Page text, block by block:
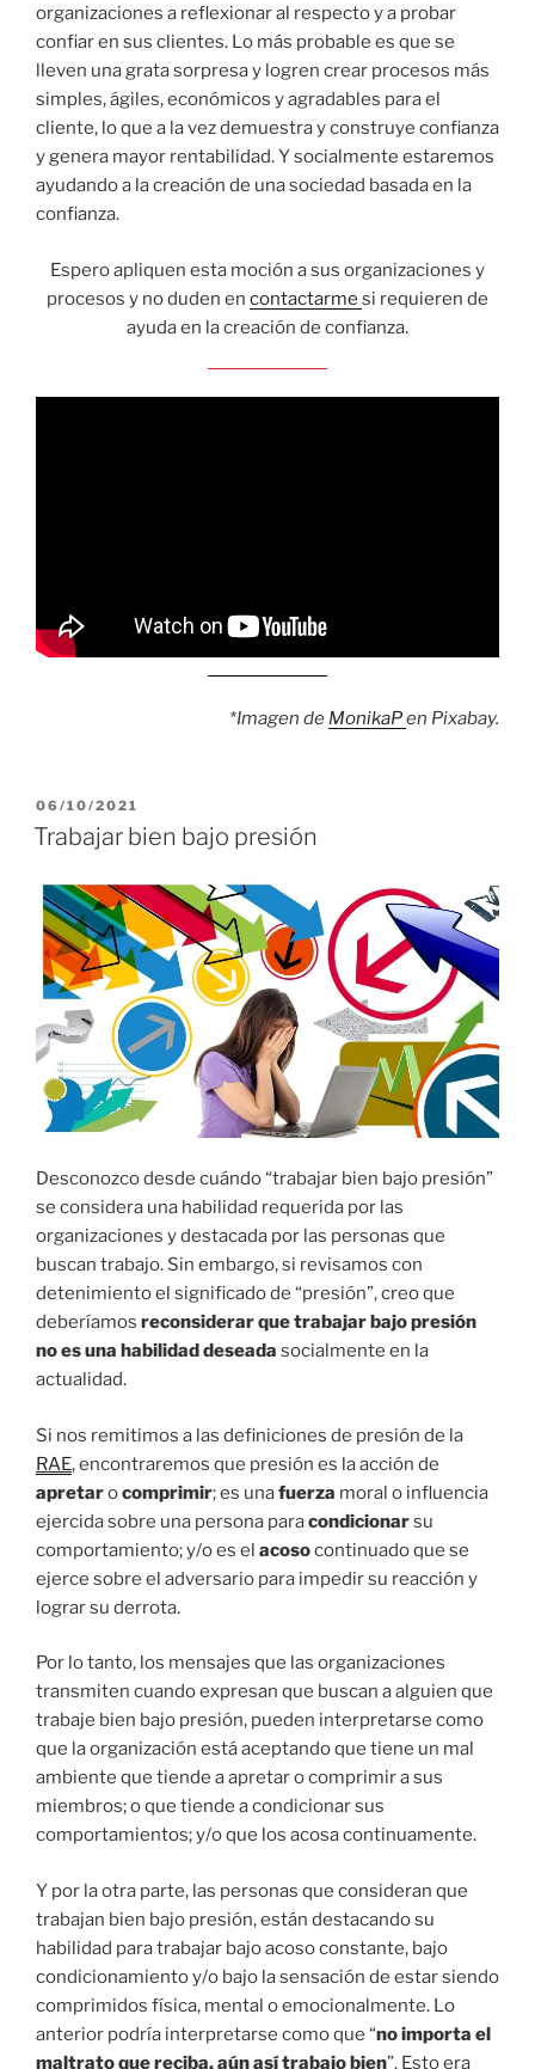
organizaciones a reflexionar al respecto y a probar
confiar en sus clientes. Lo más probable es que se
lleven una grata sorpresa y logren crear procesos más
simples, ágiles, económicos y agradables para el
cliente, lo que a la vez demuestra y construye confianza
y genera mayor rentabilidad. Y socialmente estaremos
ayudando a la creación de una sociedad basada en la
confianza.
Espero apliquen esta moción a sus organizaciones y
procesos y no duden en contactarme si requieren de
ayuda en la creación de confianza.
*Imagen de MonikaPen Pixabay.
PUBLICADO
EL
06/10/2021
Trabajar bien bajo presión
Desconozco desde cuándo “trabajar bien bajo presión”
se considera una habilidad requerida por las
organizaciones y destacada por las personas que
buscan trabajo. Sin embargo, si revisamos con
detenimiento el significado de “presión”, creo que
deberíamos reconsiderar que trabajar bajo presión
no es una habilidad deseada socialmente en la
actualidad.
Si nos remitimos a las definiciones de presión de la
RAE, encontraremos que presión es la acción de
apretarocomprimir; es unafuerza moral o influencia
ejercida sobre una persona paracondicionarsu
comportamiento; y/o es el acosocontinuado que se
ejerce sobre el adversario para impedir su reacción y
lograr su derrota.
Por lo tanto, los mensajes que las organizaciones
transmiten cuando expresan que buscan a alguien que
trabaje bien bajo presión, pueden interpretarse como
que la organización está aceptando que tiene un mal
ambiente que tiende a apretar o comprimir a sus
miembros; o que tiende a condicionar sus
comportamientos; y/o que los acosa continuamente.
Y por la otra parte, las personas que consideran que
trabajan bien bajo presión, están destacando su
habilidad para trabajar bajo acoso constante, bajo
condicionamiento y/o bajo la sensación de estar siendo
comprimidos física, mental o emocionalmente. Lo
anterior podría interpretarse como que “no importa el
maltrato que reciba, aún así trabajo bien”. Esto era